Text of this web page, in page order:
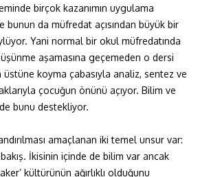
birçok kazanımın uygulama
bunun da müfredat açısından büyük bir
Yani normal bir okul müfredatında
aşamasına geçemeden o dersi
üstüne koyma çabasıyla analiz, sentez ve
çocuğun önünü açıyor. Bilim ve
bunu destekliyor.
amaçlanan iki temel unsur var:
İkisinin içinde de bilim var ancak
kültürünün ağırlıklı olduğunu